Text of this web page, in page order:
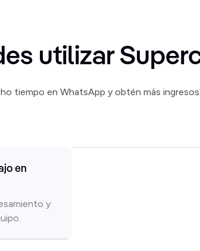
utilizar
tiempo en WhatsApp y obtén más
en
y